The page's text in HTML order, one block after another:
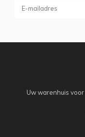
Uw warenhuis